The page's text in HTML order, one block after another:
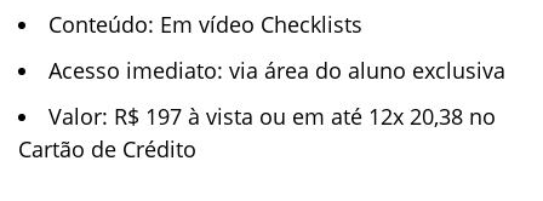
Conteúdo: Em vídeo Checklists
Acesso imediato: via área do aluno exclusiva
Valor: R$ 197 à vista ou em até 12x 20,38 no
Cartão de Crédito